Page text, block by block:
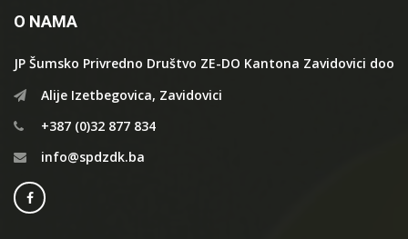
O NAMA
JP Šumsko Privredno Društvo ZE-DO Kantona Zavidovici doo
Alije Izetbegovica, Zavidovici
+387 (0)32 877 834
info@spdzdk.ba